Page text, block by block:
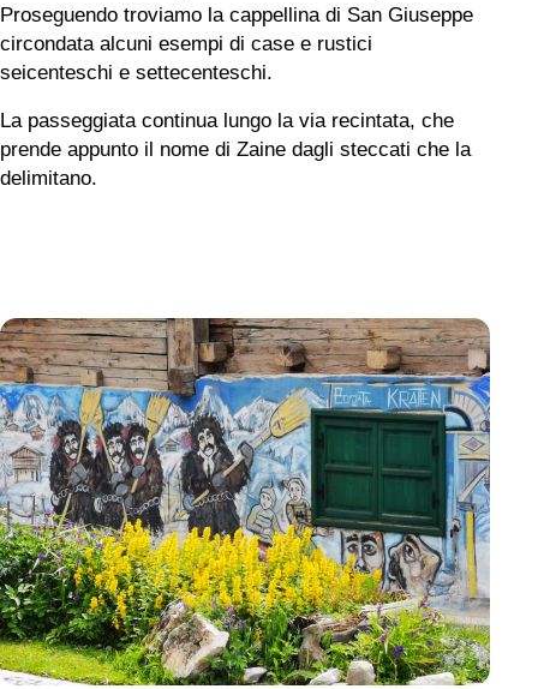
Proseguendo troviamo la cappellina di San Giuseppe
circondata alcuni esempi di case e rustici
seicenteschi e settecenteschi.
La passeggiata continua lungo la via recintata, che
prende appunto il nome di Zaine dagli steccati che la
delimitano.